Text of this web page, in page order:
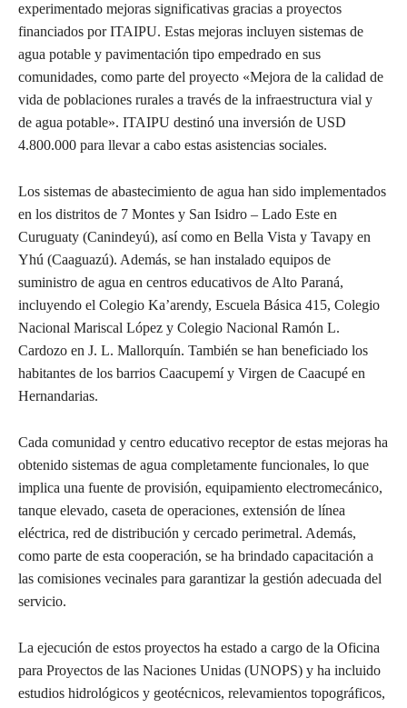
experimentado mejoras significativas gracias a proyectos
financiados por ITAIPU. Estas mejoras incluyen sistemas de
agua potable y pavimentación tipo empedrado en sus
comunidades, como parte del proyecto «Mejora de la calidad de
vida de poblaciones rurales a través de la infraestructura vial y
de agua potable». ITAIPU destinó una inversión de USD
4.800.000 para llevar a cabo estas asistencias sociales.
Los sistemas de abastecimiento de agua han sido implementados
en los distritos de 7 Montes y San Isidro – Lado Este en
Curuguaty (Canindeyú), así como en Bella Vista y Tavapy en
Yhú (Caaguazú). Además, se han instalado equipos de
suministro de agua en centros educativos de Alto Paraná,
incluyendo el Colegio Ka’arendy, Escuela Básica 415, Colegio
Nacional Mariscal López y Colegio Nacional Ramón L.
Cardozo en J. L. Mallorquín. También se han beneficiado los
habitantes de los barrios Caacupemí y Virgen de Caacupé en
Hernandarias.
Cada comunidad y centro educativo receptor de estas mejoras ha
obtenido sistemas de agua completamente funcionales, lo que
implica una fuente de provisión, equipamiento electromecánico,
tanque elevado, caseta de operaciones, extensión de línea
eléctrica, red de distribución y cercado perimetral. Además,
como parte de esta cooperación, se ha brindado capacitación a
las comisiones vecinales para garantizar la gestión adecuada del
servicio.
La ejecución de estos proyectos ha estado a cargo de la Oficina
para Proyectos de las Naciones Unidas (UNOPS) y ha incluido
estudios hidrológicos y geotécnicos, relevamientos topográficos,